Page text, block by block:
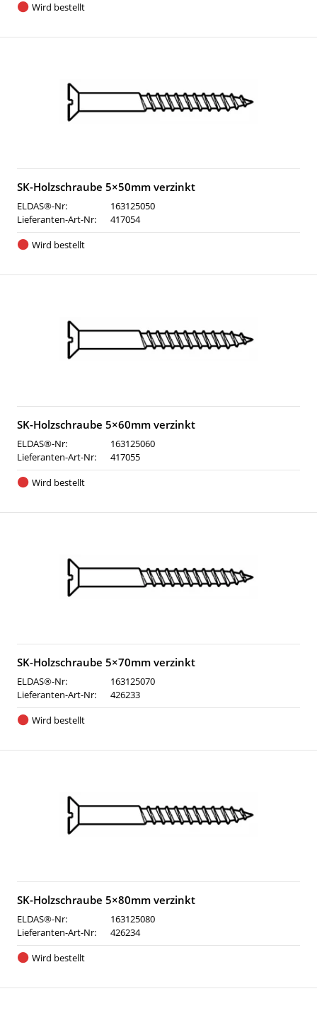
Wird bestellt
SK-Holzschraube 5×50mm verzinkt
ELDAS®-Nr:
163125050
Lieferanten-Art-Nr:
417054
Wird bestellt
SK-Holzschraube 5×60mm verzinkt
ELDAS®-Nr:
163125060
Lieferanten-Art-Nr:
417055
Wird bestellt
SK-Holzschraube 5×70mm verzinkt
ELDAS®-Nr:
163125070
Lieferanten-Art-Nr:
426233
Wird bestellt
SK-Holzschraube 5×80mm verzinkt
ELDAS®-Nr:
163125080
Lieferanten-Art-Nr:
426234
Wird bestellt